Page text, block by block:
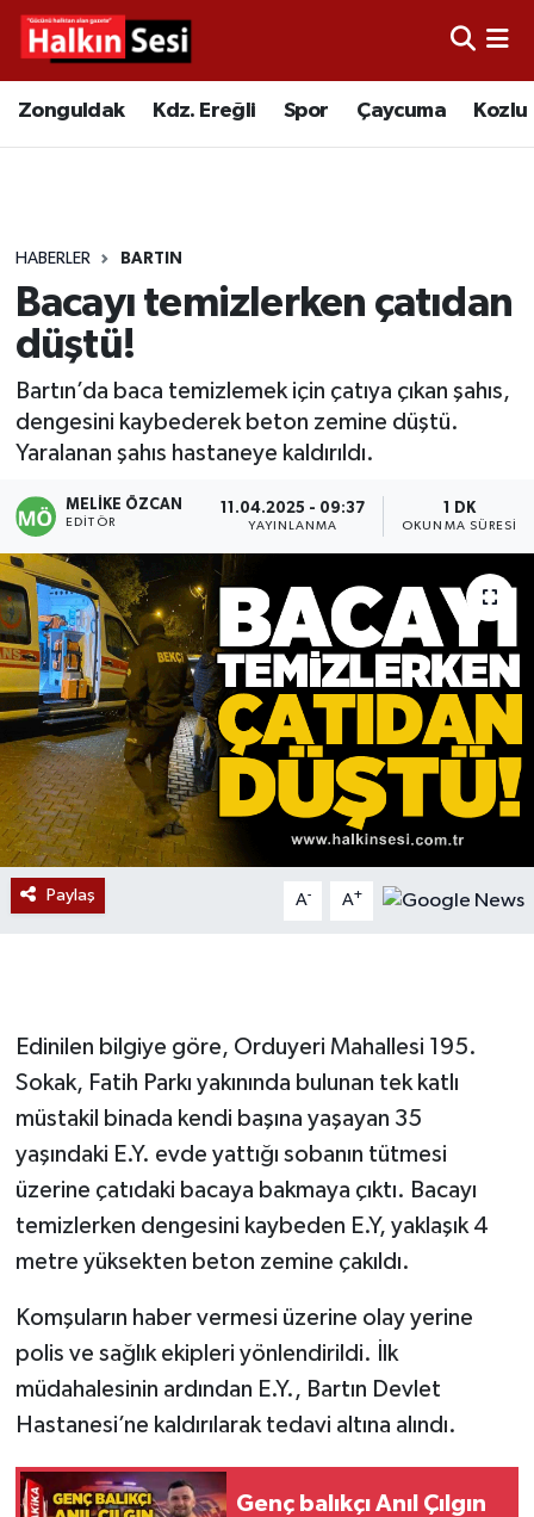
Zonguldak Kdz. Ereğli Spor Çaycuma Kozlu
HABERLER BARTIN
Bacayı temizlerken çatıdan
düştü!
Bartın’da baca temizlemek için çatıya çıkan şahıs,
dengesini kaybederek beton zemine düştü.
Yaralanan şahıs hastaneye kaldırıldı.
MELIKE ÖZCAN
EDITÖR
11.04.2025 - 09:37
YAYINLANMA
1 DK
OKUNMA SÜRESI
Paylaş A- A+
Edinilen bilgiye göre, Orduyeri Mahallesi 195.
Sokak, Fatih Parkı yakınında bulunan tek katlı
müstakil binada kendi başına yaşayan 35
yaşındaki E.Y. evde yattığı sobanın tütmesi
üzerine çatıdaki bacaya bakmaya çıktı. Bacayı
temizlerken dengesini kaybeden E.Y, yaklaşık 4
metre yüksekten beton zemine çakıldı.
Komşuların haber vermesi üzerine olay yerine
polis ve sağlık ekipleri yönlendirildi. İlk
müdahalesinin ardından E.Y., Bartın Devlet
Hastanesi’ne kaldırılarak tedavi altına alındı.
Genç balıkçı Anıl Çılgın
Video
Çaycuma
Alaplı
Asayiş
Bartın
Karabük
Devrek
Bolu
ÇEVRE
BİLİM VE TEKNOLOJİ
DUNYA
Düzce
Genel
Gökçebey
GÜNDEM
Kilimli
Kültür - Sanat
MAGAZİN
Politika
Merkez Hava Durumu
Tüm Manşetler
Son Dakika Haberleri
Haber Arşivi